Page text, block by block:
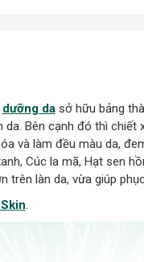
dưỡng dasở hữu bảng
Bên cạnh đó thì chiết
và làm đều màu da,
Cúc la mã, Hạt sen
trên làn da, vừa giúp
.